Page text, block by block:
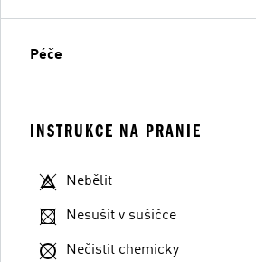
Péče
INSTRUKCE NA PRANIE
Nebělit
Nesušit v sušičce
Nečistit chemicky